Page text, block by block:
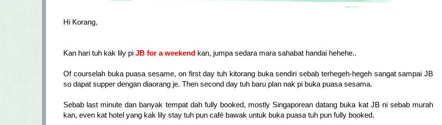
Hi Korang,
Kan hari tuh kak lily pi JB for a weekend kan, jumpa sedara mara sahabat handai hehehe..
Of courselah buka puasa sesame, on first day tuh kitorang buka sendiri sebab terhegeh-hegeh sangat sampai JB
so dapat supper dengan diaorang je. Then second day tuh baru plan nak pi buka puasa sesama.
Sebab last minute dan banyak tempat dah fully booked, mostly Singaporean datang buka kat JB ni sebab murah
kan, even kat hotel yang kak lily stay tuh pun café bawak untuk buka puasa tuh pun fully booked.